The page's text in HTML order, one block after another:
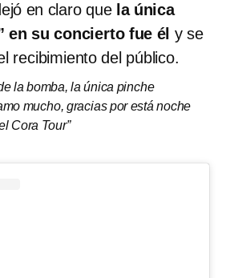
en claro quela única
en su concierto fue él y se
recibimiento del público.
la bomba, la única pinche
mucho, gracias por está noche
Cora Tour”